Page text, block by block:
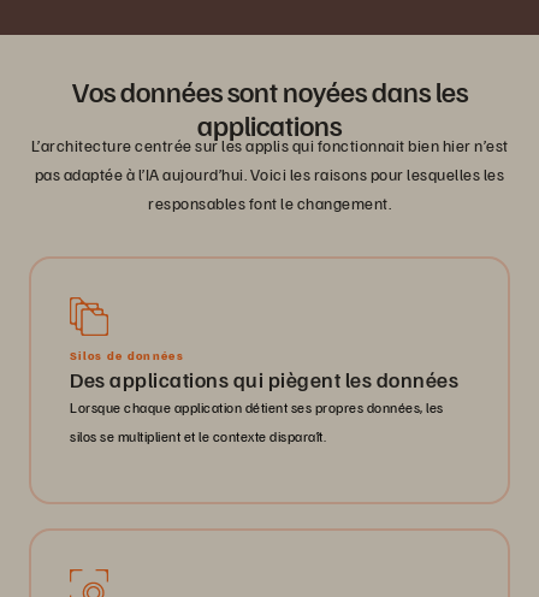
Vos données sont noyées dans les
applications
L’architecture centrée sur les applis qui fonctionnait bien hier n’est
pas adaptée à l’IA aujourd’hui. Voici les raisons pour lesquelles les
responsables font le changement.
Silos de données
Des applications qui piègent les données
Lorsque chaque application détient ses propres données, les
silos se multiplient et le contexte disparaît.